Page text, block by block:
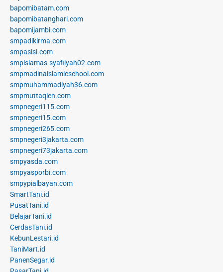
bapomibatam.com
bapomibatanghari.com
bapomijambi.com
smpadikirma.com
smpasisi.com
smpislamas-syafiiyah02.com
smpmadinaislamicschool.com
smpmuhammadiyah36.com
smpmuttaqien.com
smpnegeri115.com
smpnegeri15.com
smpnegeri265.com
smpnegeri3jakarta.com
smpnegeri73jakarta.com
smpyasda.com
smpyasporbi.com
smpypialbayan.com
SmartTani.id
PusatTani.id
BelajarTani.id
CerdasTani.id
KebunLestari.id
TaniMart.id
PanenSegar.id